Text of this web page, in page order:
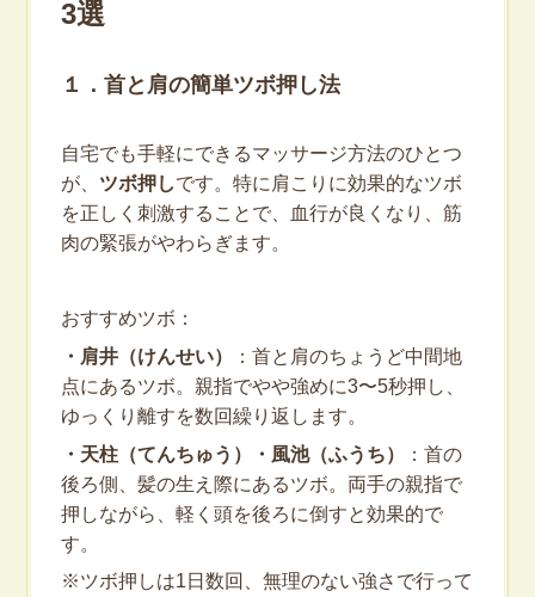
3選
１．首と肩の簡単ツボ押し法
自宅でも手軽にできるマッサージ方法のひとつ
が、 ツボ押しです。特に肩こりに効果的なツボ
を正しく刺激することで、血行が良くなり、筋
肉の緊張がやわらぎます。
おすすめツボ：
・肩井（けんせい）
：首と肩のちょうど中間地
点にあるツボ。親指でやや強めに3〜5秒押し、
ゆっくり離すを数回繰り返します。
・天柱（てんちゅう）・風池（ふうち）
：首の
後ろ側、髪の生え際にあるツボ。両手の親指で
押しながら、軽く頭を後ろに倒すと効果的で
す。
※ツボ押しは1日数回、無理のない強さで行って